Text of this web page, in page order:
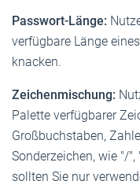
Passwort-Länge:
verfügbare Länge
knacken.
Zeichenmischung:
Palette verfügbarer
Großbuchstaben,
Sonderzeichen, wie "/
sollten Sie nur